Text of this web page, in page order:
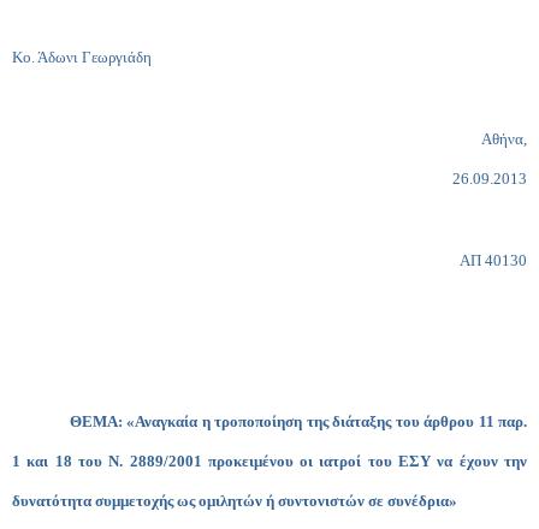
Κο. Άδωνι Γεωργιάδη
Αθήνα,
26.09.2013
ΑΠ 40130
ΘΕΜΑ: «Αναγκαία η τροποποίηση της διάταξης του άρθρου 11 παρ.
1 και 18 του Ν. 2889/2001 προκειμένου οι ιατροί του ΕΣΥ να έχουν την
δυνατότητα συμμετοχής ως ομιλητών ή συντονιστών σε συνέδρια»